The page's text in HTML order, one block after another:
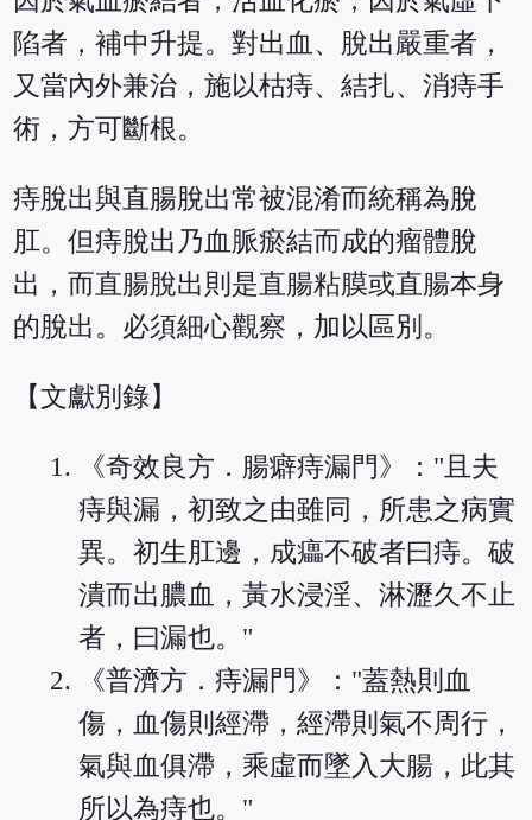
陷者，補中升提。對出血、脫出嚴重者，
又當內外兼治，施以枯痔、結扎、消痔手
術，方可斷根。
痔脫出與直腸脫出常被混淆而統稱為脫
肛。但痔脫出乃血脈瘀結而成的瘤體脫
出，而直腸脫出則是直腸粘膜或直腸本身
的脫出。必須細心觀察，加以區別。
【文獻別錄】
《奇效良方．腸癖痔漏門》："且夫
痔與漏，初致之由雖同，所患之病實
異。初生肛邊，成㿔不破者曰痔。破
潰而出膿血，黃水浸淫、淋瀝久不止
者，曰漏也。"
《普濟方．痔漏門》："蓋熱則血
傷，血傷則經滯，經滯則氣不周行，
氣與血俱滯，乘虛而墜入大腸，此其
所以為痔也。"